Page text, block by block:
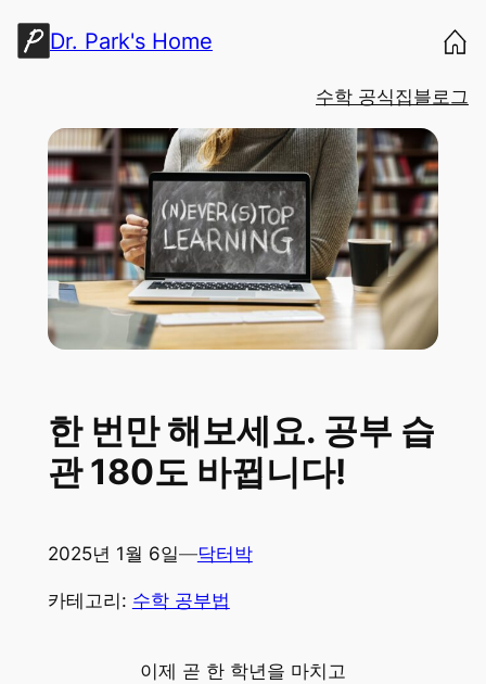
콘
텐
Dr. Park's Home
수학 공식집블로그
한 번만 해보세요. 공부 습
관 180도 바뀝니다!
2025년 1월 6일—닥터박
카테고리: 수학 공부법
이제 곧 한 학년을 마치고